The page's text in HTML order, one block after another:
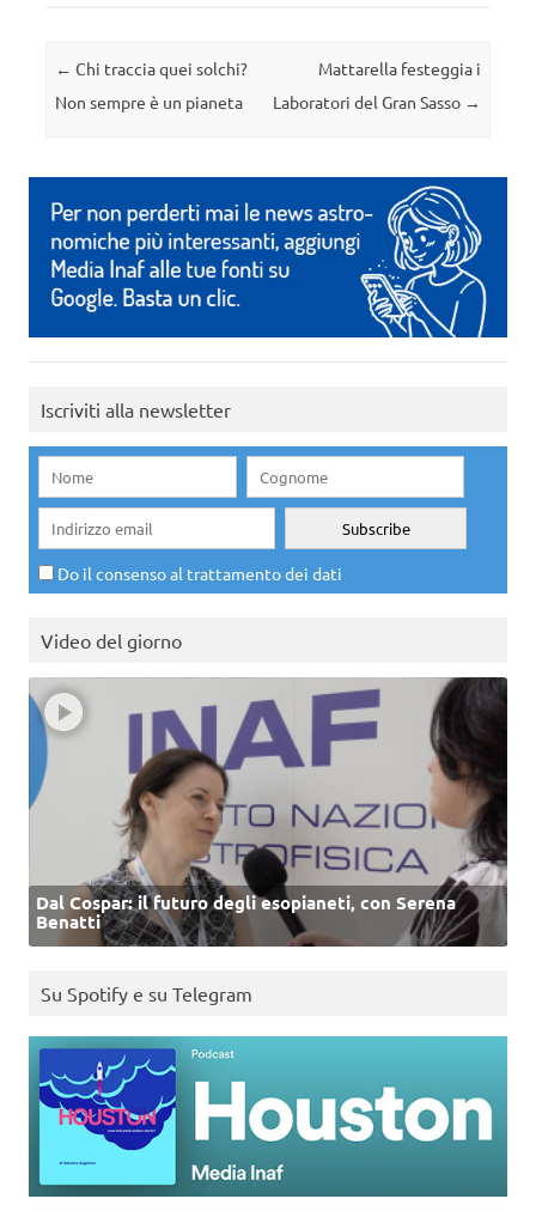
Navigazione articolo
← Chi traccia quei solchi?
Non sempre è un pianeta
Mattarella festeggia i
Laboratori del Gran Sasso →
Iscriviti alla newsletter
Do il consenso al trattamento dei dati
Video del giorno
Dal Cospar: il futuro degli esopianeti, con Serena
Benatti
Su Spotify e su Telegram